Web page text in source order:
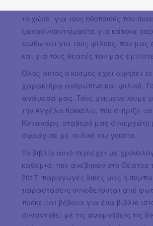
αισθήματα ευγνωμοσύνης για
το χώρο˙ για τους ηθοποιούς που
ξανασυναντιόμαστε για κάποια
νιώθω και για τους φίλους, που
και για τους θεατές που μας
Όλος αυτός ο κόσμος έχει αφήσει
χαρακτήρα ανθρώπινο και φιλικό.
ανάμεσά μας. Τους μνημονεύουμε
την Αγγέλα Κοκκόλα, που στήριξε
Κοπανάρη, σταθερό μας συνεργάτη
σφράγισε με το δικό του γούστο.
Το βιβλίο αυτό περιέχει με
καθεμιά, που ανέβηκαν στο Θέατρο
2017, παραγωγές δικές μας ή
παραστάσεις συνοδεύονται από
πρόκειται βέβαια για ένα βιβλίο
συναντηθεί με τις αναμνήσεις τις